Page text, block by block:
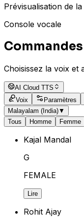
Prévisualisation de
Console vocale
Choisissez la voix et
AI Cloud TTS
Voix
Paramètres
Malayalam (India)▼
Tous
Homme Femme
Kajal Mandal
G
FEMALE
Lire
Rohit Ajay